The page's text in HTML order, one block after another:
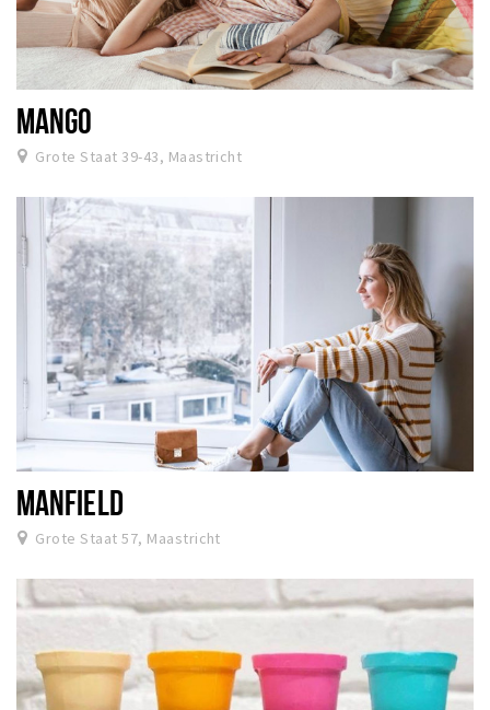
MANGO
Grote Staat 39-43, Maastricht
MANFIELD
Grote Staat 57, Maastricht